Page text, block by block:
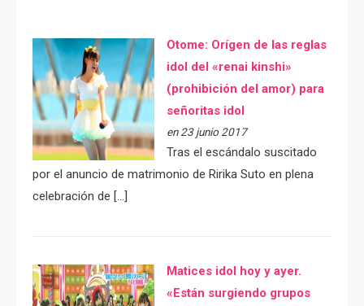
Otome: Orígen de las reglas
idol del «renai kinshi»
(prohibición del amor) para
señoritas idol
en 23 junio 2017
Tras el escándalo suscitado
por el anuncio de matrimonio de Ririka Suto en plena
celebración de […]
Matices idol hoy y ayer.
«Están surgiendo grupos